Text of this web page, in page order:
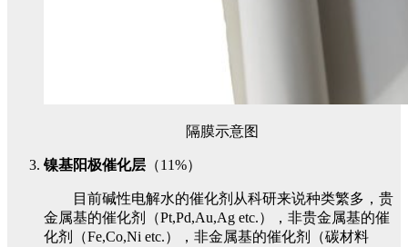
隔膜示意图
镍基阳极催化层 （11%）
目前碱性电解水的催化剂从科研来说种类繁多，贵
金属基的催化剂（Pt,Pd,Au,Ag etc.），非贵金属基的催
化剂（Fe,Co,Ni etc.），非金属基的催化剂（碳材料